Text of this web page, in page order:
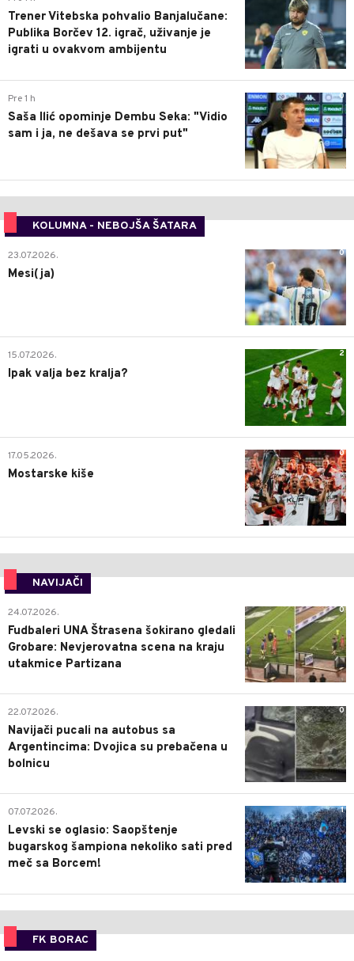
Trener Vitebska pohvalio Banjalučane:
Publika Borčev 12. igrač, uživanje je
igrati u ovakvom ambijentu
0
Pre 1 h
Saša Ilić opominje Dembu Seka: "Vidio
sam i ja, ne dešava se prvi put"
KOLUMNA - NEBOJŠA ŠATARA
0
23.07.2026.
Mesi(ja)
2
15.07.2026.
Ipak valja bez kralja?
0
17.05.2026.
Mostarske kiše
NAVIJAČI
0
24.07.2026.
Fudbaleri UNA Štrasena šokirano gledali
Grobare: Nevjerovatna scena na kraju
utakmice Partizana
0
22.07.2026.
Navijači pucali na autobus sa
Argentincima: Dvojica su prebačena u
bolnicu
1
07.07.2026.
Levski se oglasio: Saopštenje
bugarskog šampiona nekoliko sati pred
meč sa Borcem!
FK BORAC